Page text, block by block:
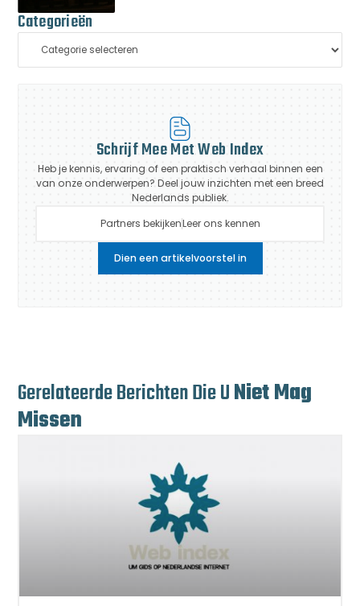
Categorieën
Schrijf Mee Met Web Index
Heb je kennis, ervaring of een praktisch verhaal binnen een
van onze onderwerpen? Deel jouw inzichten met een breed
Nederlands publiek.
Partners bekijkenLeer ons kennen
Dien een artikelvoorstel in
Gerelateerde Berichten Die UNiet Mag
Missen